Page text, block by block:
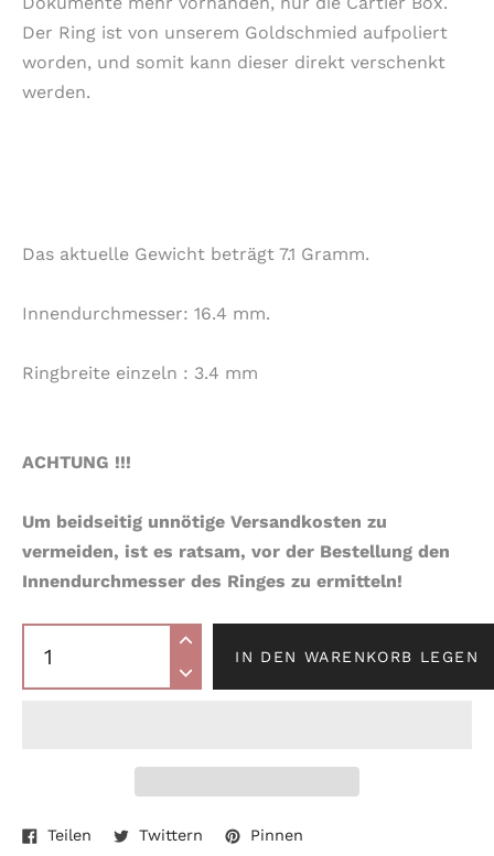
Der Ring ist von unserem Goldschmied aufpoliert
worden, und somit kann dieser direkt verschenkt
werden.
Das aktuelle Gewicht beträgt 7.1 Gramm.
Innendurchmesser: 16.4 mm.
Ringbreite einzeln : 3.4 mm
ACHTUNG !!!
Um beidseitig unnötige Versandkosten zu
vermeiden, ist es ratsam, vor der Bestellung den
Innendurchmesser des Ringes zu ermitteln!
IN DEN WARENKORB LEGEN
Produkt
Teilen Auf
Facebook
Twittern Auf
Twitter
Pinnen